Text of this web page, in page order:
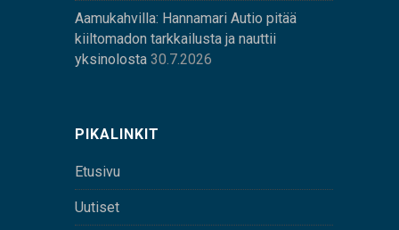
Aamukahvilla: Hannamari Autio pitää
kiiltomadon tarkkailusta ja nauttii
yksinolosta 30.7.2026
PIKALINKIT
Etusivu
Uutiset